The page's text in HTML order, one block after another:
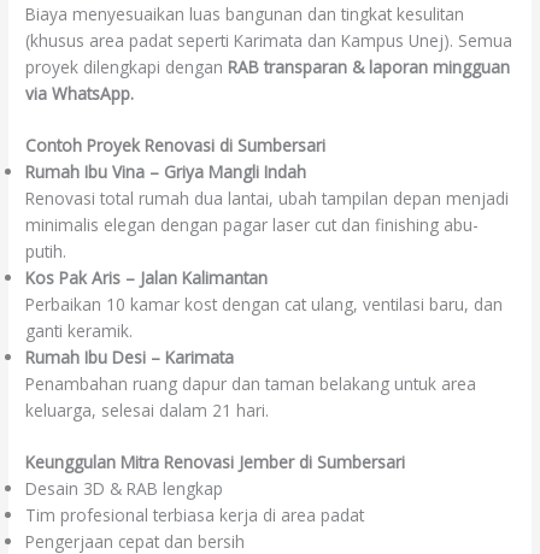
Biaya menyesuaikan luas bangunan dan tingkat kesulitan
(khusus area padat seperti Karimata dan Kampus Unej). Semua
proyek dilengkapi dengan RAB transparan & laporan mingguan
via WhatsApp.
Contoh Proyek Renovasi di Sumbersari
Rumah Ibu Vina – Griya Mangli Indah
Renovasi total rumah dua lantai, ubah tampilan depan menjadi
minimalis elegan dengan pagar laser cut dan finishing abu-
putih.
Kos Pak Aris – Jalan Kalimantan
Perbaikan 10 kamar kost dengan cat ulang, ventilasi baru, dan
ganti keramik.
Rumah Ibu Desi – Karimata
Penambahan ruang dapur dan taman belakang untuk area
keluarga, selesai dalam 21 hari.
Keunggulan Mitra Renovasi Jember di Sumbersari
Desain 3D & RAB lengkap
Tim profesional terbiasa kerja di area padat
Pengerjaan cepat dan bersih